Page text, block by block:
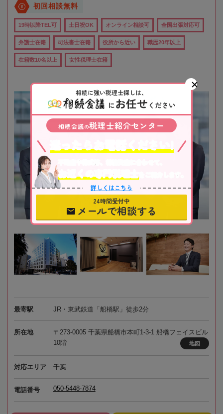
初回相談無料
19時以降TEL可 土日祝OK オンライン相談可 全国出張対応可
弁護士在籍 司法書士在籍 役所から近い 職歴20年以上
在籍数10名以上 女性税理士在籍
最寄駅 JR・東武鉄道「船橋駅」徒歩2分
所在地
〒273-0005 千葉県船橋市本町1-3-1 船橋フェイスビル
10階
地図
対応エリア 千葉
電話番号 050-5448-7874
相続に強い税理士探しは、
にお任せ ください
相続会議の税理士紹介センター
不動産や株式等、相続資産に合わせて、
お近くの専門税理士
をご紹介します。
詳しくはこちら
24時間受付中
メールで相談する